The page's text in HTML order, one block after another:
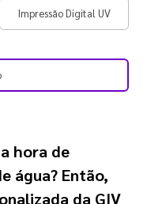
Impressão Digital UV
hora de
água? Então,
da GIV